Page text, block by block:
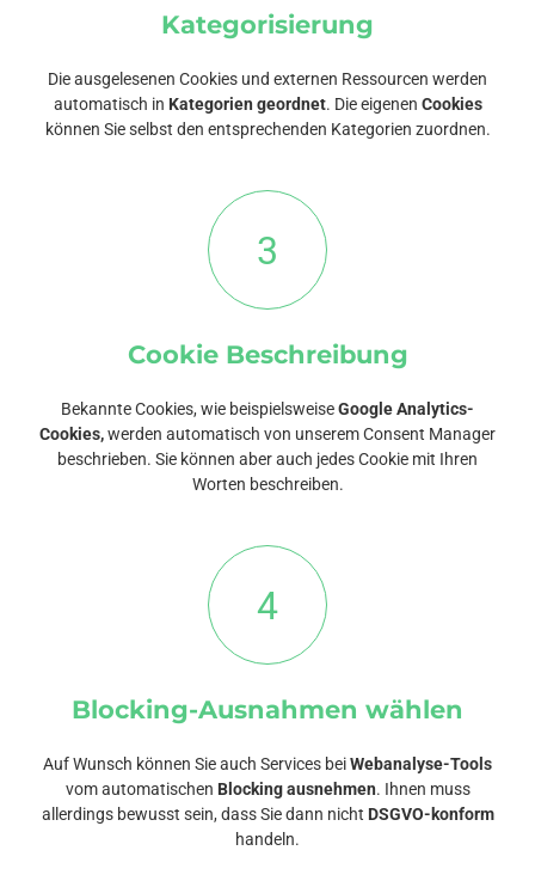
Kategorisierung
Die ausgelesenen Cookies und externen Ressourcen werden
automatisch in Kategorien geordnet. Die eigenen Cookies
können Sie selbst den entsprechenden Kategorien zuordnen.
3
Cookie Beschreibung
Bekannte Cookies, wie beispielsweiseGoogle Analytics-
Cookies,werden automatisch von unserem Consent Manager
beschrieben. Sie können aber auch jedes Cookie mit Ihren
Worten beschreiben.
4
Blocking-Ausnahmen wählen
Auf Wunsch können Sie auch Services beiWebanalyse-Tools
vom automatischen Blocking ausnehmen. Ihnen muss
allerdings bewusst sein, dass Sie dann nicht DSGVO-konform
handeln.